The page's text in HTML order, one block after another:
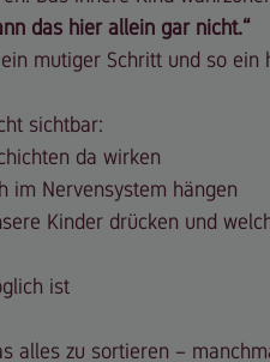
das hier allein gar nicht.“
mutiger Schritt und so ein
sichtbar:
da wirken
im Nervensystem hängen
Kinder drücken und
ist
alles zu sortieren –